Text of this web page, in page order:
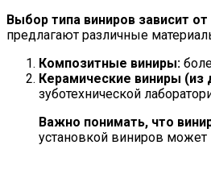
Выбор типа виниров зависит
предлагают различные
Композитные виниры:
Керамические виниры (из
зуботехнической
Важно понимать, что
установкой виниров может